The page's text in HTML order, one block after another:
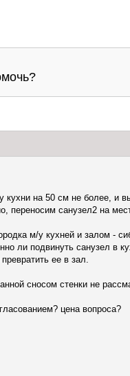
кухни на 50 см не более, и
переносим санузел2 на
м/у кухней и залом -
ли подвинуть санузел в
ее в зал.
сносом стенки не
цена вопроса?